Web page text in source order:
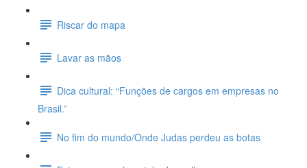
Riscar do mapa
Lavar as mãos
Dica cultural: “Funções de cargos em empresas no
Brasil.”
No fim do mundo/Onde Judas perdeu as botas